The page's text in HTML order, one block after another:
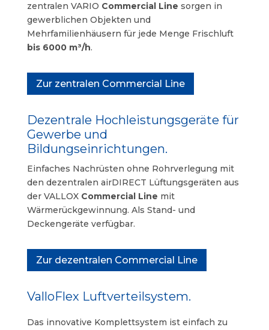
zentralen VARIO Commercial Line sorgen in
gewerblichen Objekten und
Mehrfamilienhäusern für jede Menge Frischluft
bis 6000 m³/h.
Zur zentralen Commercial Line
Dezentrale Hochleistungsgeräte für
Gewerbe und
Bildungseinrichtungen.
Einfaches Nachrüsten ohne Rohrverlegung mit
den dezentralen airDIRECT Lüftungsgeräten aus
der VALLOX Commercial Line mit
Wärmerückgewinnung. Als Stand- und
Deckengeräte verfügbar.
Zur dezentralen Commercial Line
ValloFlex Luftverteilsystem.
Das innovative Komplettsystem ist einfach zu